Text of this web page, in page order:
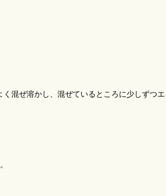
混ぜ溶かし、混ぜているところに少しずつ